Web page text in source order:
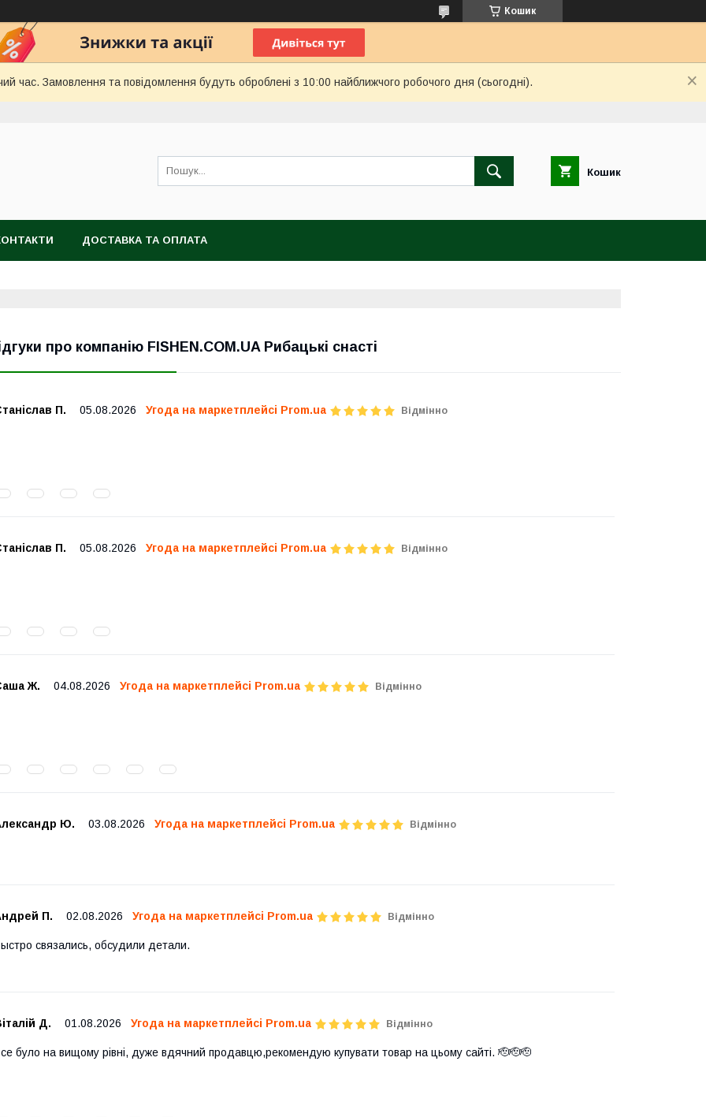
Кошик
час. Замовлення та повідомлення будуть оброблені з 10:00 найближчого робочого дня (сьогодні).
Кошик
ДОСТАВКА ТА ОПЛАТА
про компанію FISHEN.COM.UA Рибацькі снасті
П. 05.08.2026 Угода на маркетплейсі Prom.ua Відмінно
П. 05.08.2026 Угода на маркетплейсі Prom.ua Відмінно
Ж. 04.08.2026 Угода на маркетплейсі Prom.ua Відмінно
Ю. 03.08.2026 Угода на маркетплейсі Prom.ua Відмінно
П. 02.08.2026 Угода на маркетплейсі Prom.ua Відмінно
связались, обсудили детали.
Д. 01.08.2026 Угода на маркетплейсі Prom.ua Відмінно
було на вищому рівні, дуже вдячний продавцю,рекомендую купувати товар на цьому сайті. 🫡🫡🫡